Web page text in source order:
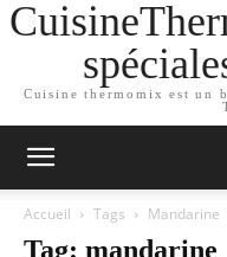
Cuisine thermomix est un
Accueil Tags Mandarine
Tag: mandarine